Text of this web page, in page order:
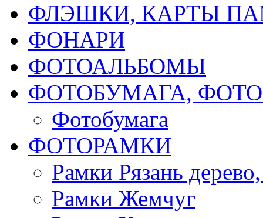
ФЛЭШКИ, КАРТЫ
ФОНАРИ
ФОТОАЛЬБОМЫ
ФОТОБУМАГА,
Фотобумага
ФОТОРАМКИ
Рамки Рязань
Рамки Жемчуг